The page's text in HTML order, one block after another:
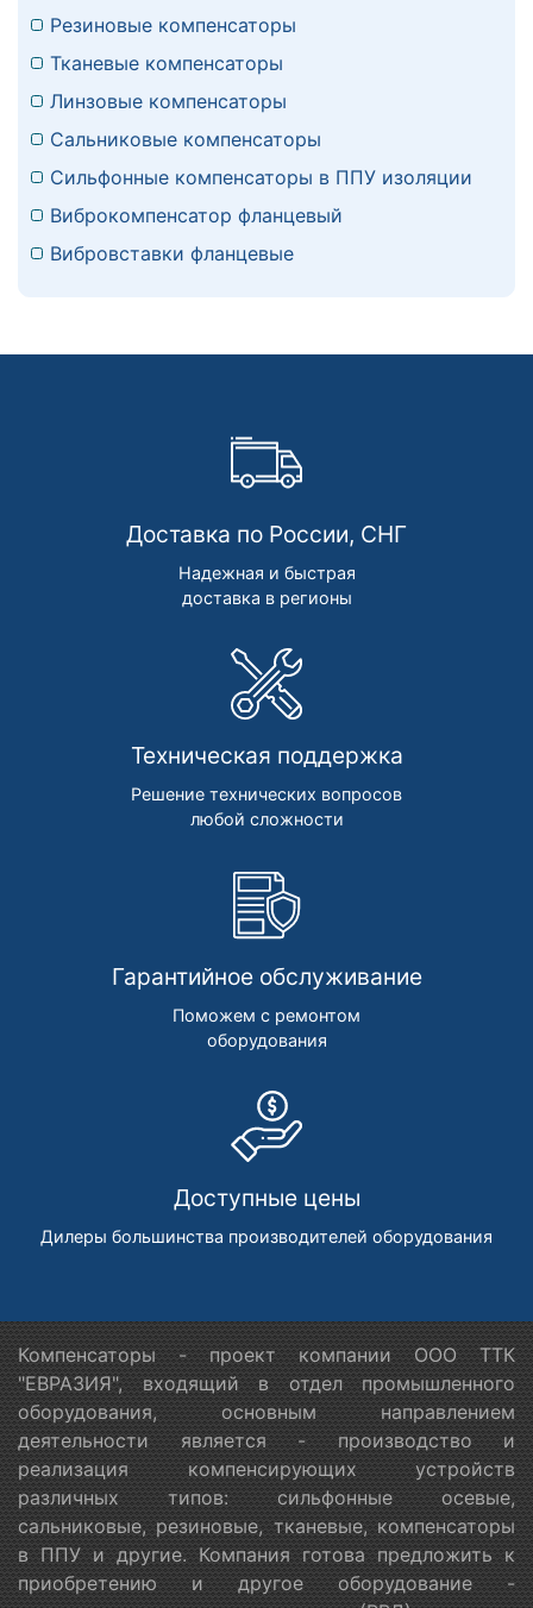
Резиновые компенсаторы
Тканевые компенсаторы
Линзовые компенсаторы
Сальниковые компенсаторы
Сильфонные компенсаторы в ППУ изоляции
Виброкомпенсатор фланцевый
Вибровставки фланцевые
Доставка по России, СНГ
Надежная и быстрая
доставка в регионы
Техническая поддержка
Решение технических вопросов
любой сложности
Гарантийное обслуживание
Поможем с ремонтом
оборудования
Доступные цены
Дилеры большинства производителей оборудования
Компенсаторы - проект компании ООО ТТК
"ЕВРАЗИЯ", входящий в отдел промышленного
оборудования, основным направлением
деятельности является - производство и
реализация компенсирующих устройств
различных типов: сильфонные осевые,
сальниковые, резиновые, тканевые, компенсаторы
в ППУ и другие. Компания готова предложить к
приобретению и другое оборудование -